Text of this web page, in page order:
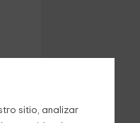
sitio, analizar